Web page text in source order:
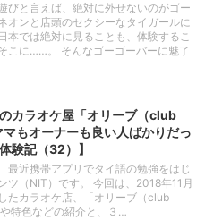
びと言えば、絶対に外せないのがゴー
オンと店頭のセクシーなタイガールに
本では絶対に見ることも、体験するこ
こに……。 そんなゴーゴーバーに魅了
カラオケ屋「オリーブ（club
もオーナーも良い人ばかりだっ
験記（32）】
近携帯アプリでタイ語の勉強をはじ
ツ（NIT）です。 今回は、2018年11月
たカラオケ店、「オリーブ（club
特色などの紹介と、３…